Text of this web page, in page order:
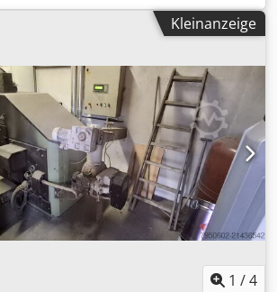
Kleinanzeige
1 /4